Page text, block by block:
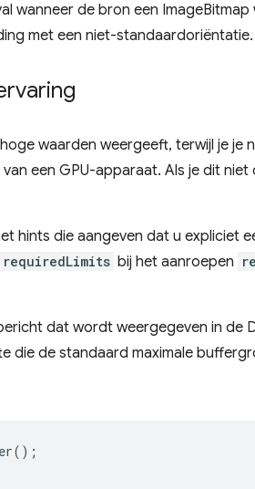
wanneer de bron een ImageBitmap
met een niet-standaardoriëntatie.
hoge waarden weergeeft, terwijl je je
een GPU-apparaat. Als je dit
hints die aangeven dat u expliciet
requiredLimits bij het aanroepen
dat wordt weergegeven in de
die de standaard maximale
();